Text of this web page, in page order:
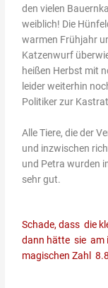
den vielen
weiblich! Die
warmen Frühjahr
Katzenwurf
heißen Herbst mit
leider weiterhin
Politiker zur
Alle Tiere, die der
und inzwischen
und Petra wurden
sehr gut.
Schade, dass die
dann hätte sie am
magischen Zahl